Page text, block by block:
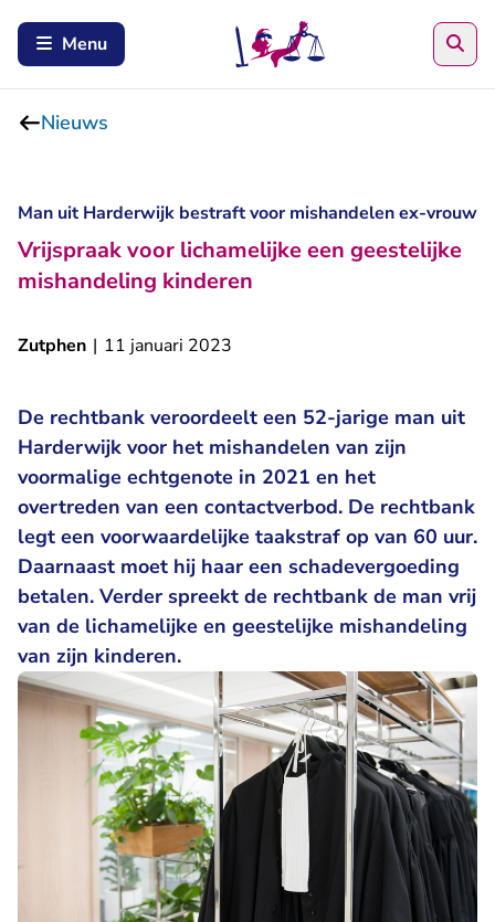
Menu
Nieuws
Man uit Harderwijk bestraft voor mishandelen ex-vrouw
Vrijspraak voor lichamelijke een geestelijke
mishandeling kinderen
Zutphen | 11 januari 2023
De rechtbank veroordeelt een 52-jarige man uit
Harderwijk voor het mishandelen van zijn
voormalige echtgenote in 2021 en het
overtreden van een contactverbod. De rechtbank
legt een voorwaardelijke taakstraf op van 60 uur.
Daarnaast moet hij haar een schadevergoeding
betalen. Verder spreekt de rechtbank de man vrij
van de lichamelijke en geestelijke mishandeling
van zijn kinderen.